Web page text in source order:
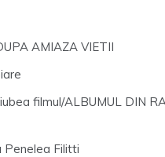
AMIAZA VIETII
filmul/ALBUMUL DIN
Penelea Filitti